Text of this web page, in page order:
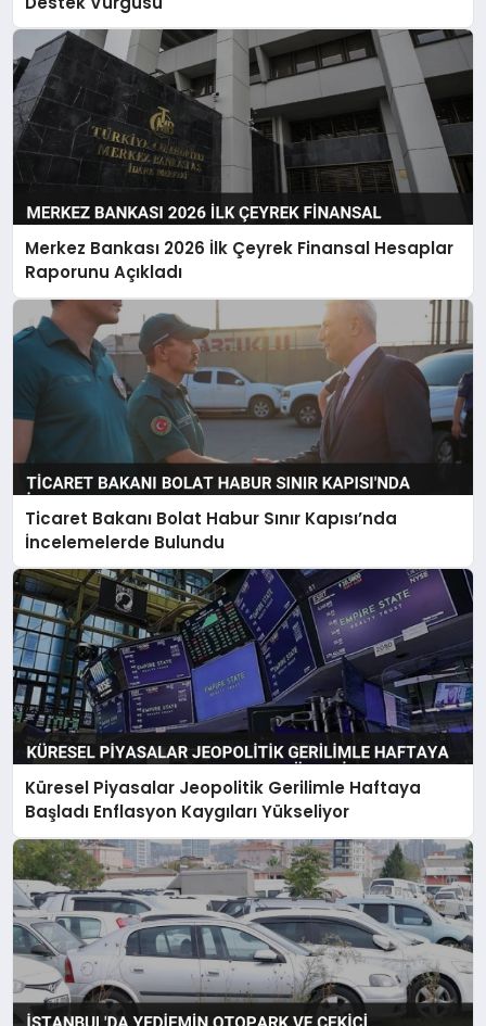
Merkez Bankası 2026 İlk Çeyrek Finansal Hesaplar
Raporunu Açıkladı
Ticaret Bakanı Bolat Habur Sınır Kapısı’nda
İncelemelerde Bulundu
Küresel Piyasalar Jeopolitik Gerilimle Haftaya
Başladı Enflasyon Kaygıları Yükseliyor